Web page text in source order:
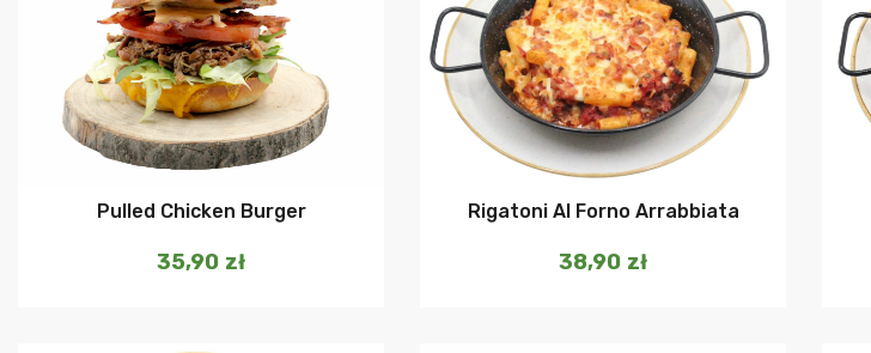
Dodaj do koszyka
Pulled Chicken Burger
35,90 zł
Dodaj do koszyka
Rigatoni Al Forno Arrabbiata
38,90 zł